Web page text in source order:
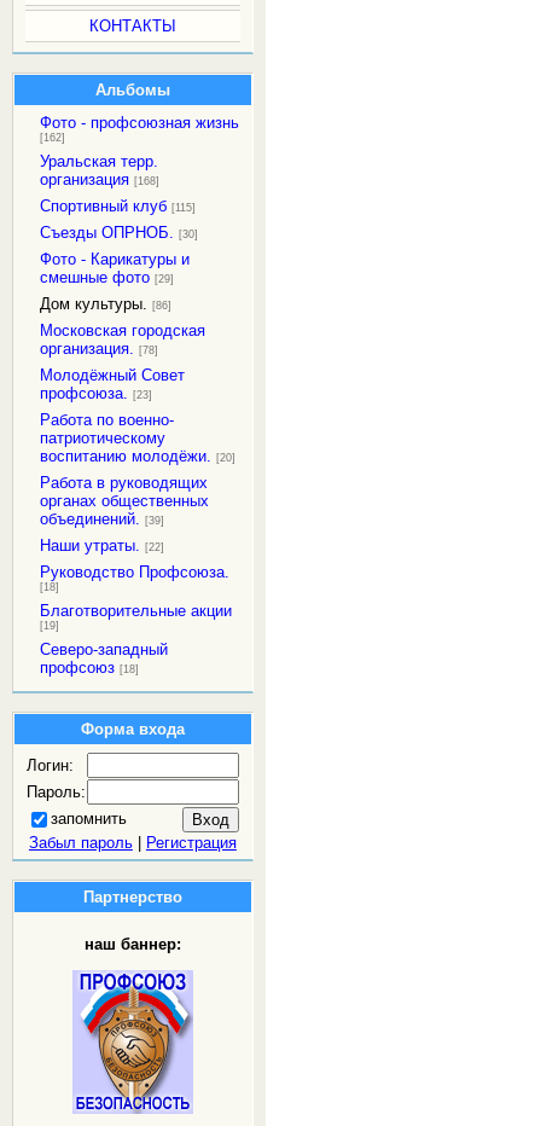
КОНТАКТЫ
Альбомы
Фото - профсоюзная жизнь
[162]
Уральская терр.
организация [168]
Спортивный клуб [115]
Съезды ОПРНОБ. [30]
Фото - Карикатуры и
смешные фото [29]
Дом культуры. [86]
Московская городская
организация. [78]
Молодёжный Совет
профсоюза. [23]
Работа по военно-
патриотическому
воспитанию молодёжи. [20]
Работа в руководящих
органах общественных
объединений. [39]
Наши утраты. [22]
Руководство Профсоюза.
[18]
Благотворительные акции
[19]
Северо-западный
профсоюз [18]
Форма входа
Логин:
Пароль:
запомнить
Забыл пароль| Регистрация
Партнерство
наш баннер: